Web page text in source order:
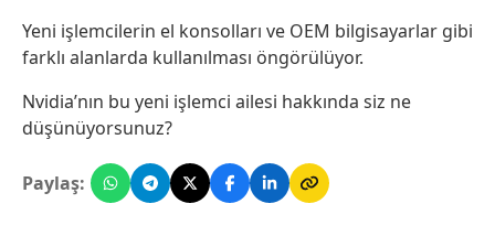
Yeni işlemcilerin el konsolları ve OEM bilgisayarlar gibi
farklı alanlarda kullanılması öngörülüyor.
Nvidia’nın bu yeni işlemci ailesi hakkında siz ne
düşünüyorsunuz?
Paylaş: